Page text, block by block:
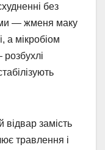
без
— жменя маку
а мікробіом
відвар замість
травлення і